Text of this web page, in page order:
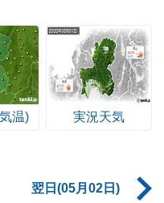
温) 実況天気
翌日(05月02日)